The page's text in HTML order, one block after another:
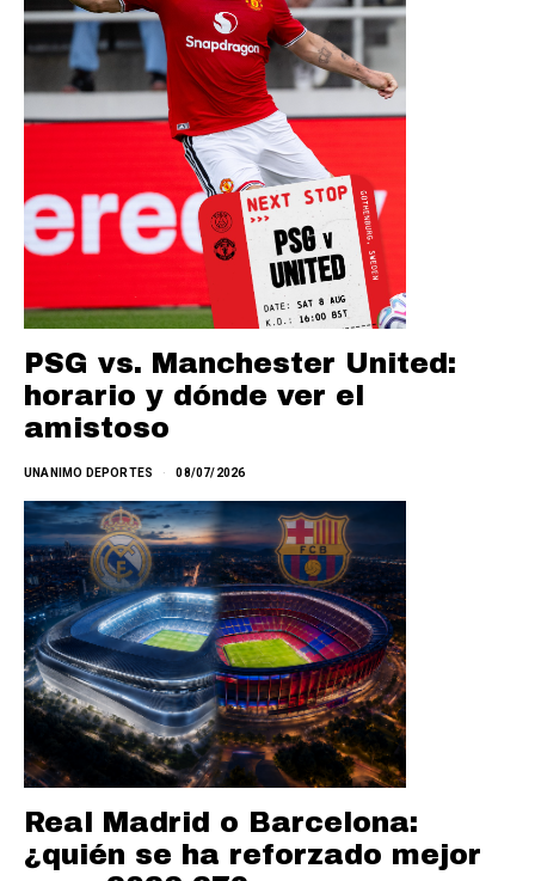
PSG vs. Manchester United:
horario y dónde ver el
amistoso
UNANIMO DEPORTES 08/07/2026
Real Madrid o Barcelona:
¿quién se ha reforzado mejor